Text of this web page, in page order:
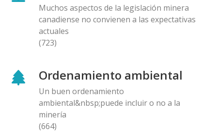
Muchos aspectos de la legislación minera
canadiense no convienen a las expectativas
actuales
(723)
Ordenamiento ambiental
Un buen ordenamiento
ambiental&nbsp;puede incluir o no a la
minería
(664)